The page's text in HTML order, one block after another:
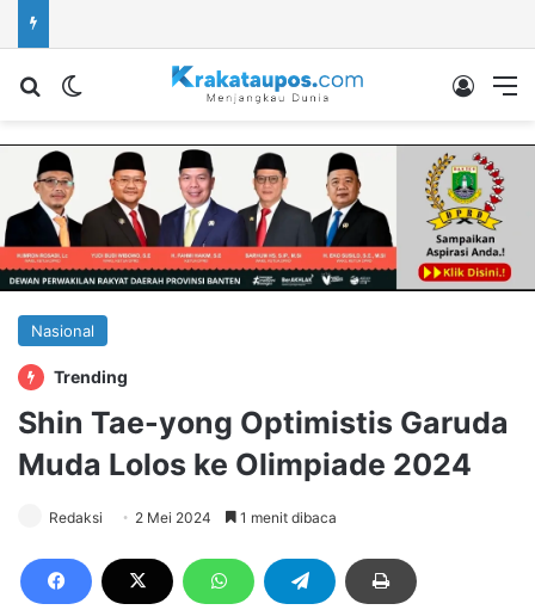
Cari berita...Switch skin Log In
Nasional
Trending
Shin Tae-yong Optimistis Garuda
Muda Lolos ke Olimpiade 2024
Redaksi 2 Mei 2024 1 menit dibaca